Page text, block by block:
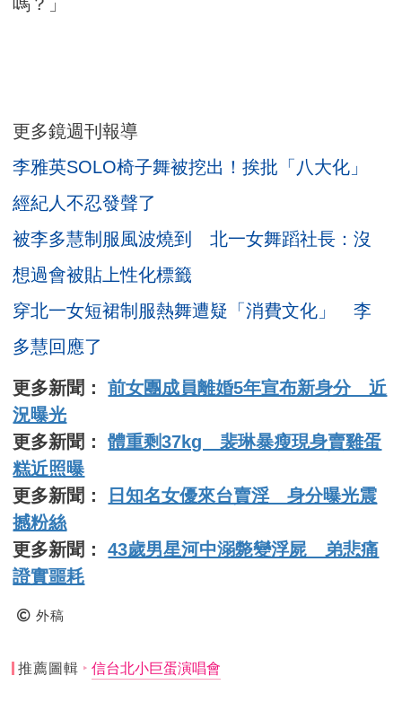
嗎？」
更多鏡週刊報導
李雅英SOLO椅子舞被挖出！挨批「八大化」
經紀人不忍發聲了
被李多慧制服風波燒到 北一女舞蹈社長：沒
想過會被貼上性化標籤
穿北一女短裙制服熱舞遭疑「消費文化」 李
多慧回應了
更多新聞：前女團成員離婚5年宣布新身分 近
況曝光
更多新聞：體重剩37kg 裴琳暴瘦現身賣雞蛋
糕近照曝
更多新聞：
日知名女優來台賣淫 身分曝光震
撼粉絲
更多新聞：43歲男星河中溺斃變浮屍 弟悲痛
證實噩耗
外稿
推薦圖輯 信台北小巨蛋演唱會